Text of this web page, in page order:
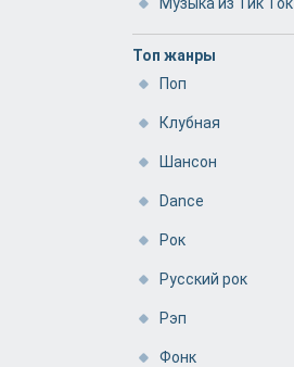
Топ жанры
Поп
Клубная
Шансон
Dance
Рок
Русский рок
Рэп
Фонк